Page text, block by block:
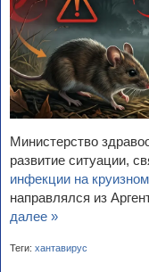
Министерство
развитие ситуации,
инфекции на
направлялся из
далее »
Теги: хантавирус